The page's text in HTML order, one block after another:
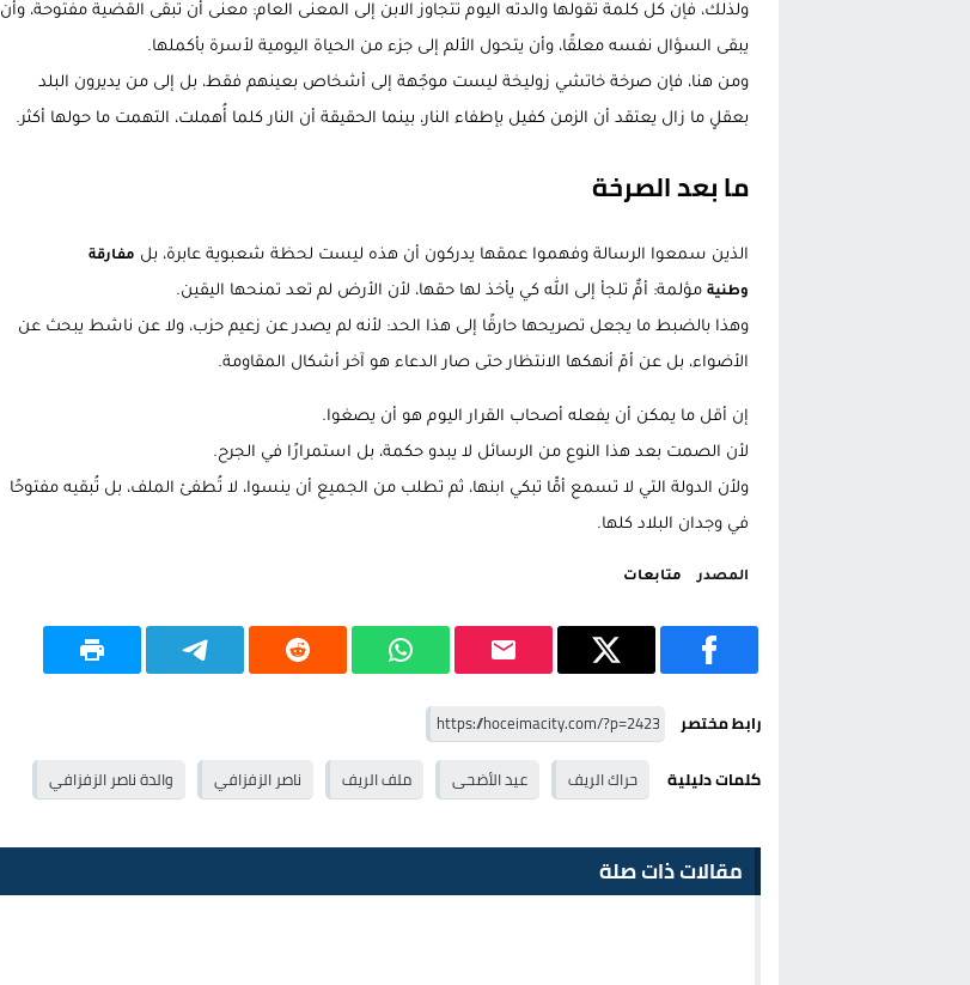
ولذلك، فإن كل كلمة تقولها والدته اليوم تتجاوز الابن إلى المعنى العام: معنى أن تبقى القضية مفتوحة، وأن
يبقى السؤال نفسه معلقًا، وأن يتحول الألم إلى جزء من الحياة اليومية لأسرة بأكملها.
ومن هنا، فإن صرخة خاتشي زوليخة ليست موجّهة إلى أشخاص بعينهم فقط، بل إلى من يديرون البلد
بعقلٍ ما زال يعتقد أن الزمن كفيل بإطفاء النار، بينما الحقيقة أن النار كلما أُهملت، التهمت ما حولها أكثر.
ما بعد الصرخة
الذين سمعوا الرسالة وفهموا عمقها يدركون أن هذه ليست لحظة شعبوية عابرة، بل مفارقة
وطنية مؤلمة: أمٌّ تلجأ إلى الله كي يأخذ لها حقها، لأن الأرض لم تعد تمنحها اليقين.
وهذا بالضبط ما يجعل تصريحها حارقًا إلى هذا الحد: لأنه لم يصدر عن زعيم حزب، ولا عن ناشط يبحث عن
الأضواء، بل عن أمّ أنهكها الانتظار حتى صار الدعاء هو آخر أشكال المقاومة.
إن أقل ما يمكن أن يفعله أصحاب القرار اليوم هو أن يصغوا.
لأن الصمت بعد هذا النوع من الرسائل لا يبدو حكمة، بل استمرارًا في الجرح.
ولأن الدولة التي لا تسمع أمًّا تبكي ابنها، ثم تطلب من الجميع أن ينسوا، لا تُطفئ الملف، بل تُبقيه مفتوحًا
في وجدان البلاد كلها.
المصدر متابعات
رابط مختصر
كلمات دليلية
حراك الريف عيد الأضحى ملف الريف ناصر الزفزافي والدة ناصر الزفزافي
مقالات ذات صلة